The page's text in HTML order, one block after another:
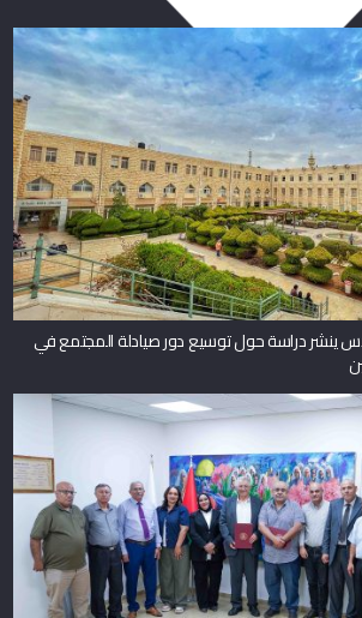
ينشر دراسة حول توسيع دور صيادلة المجتمع في